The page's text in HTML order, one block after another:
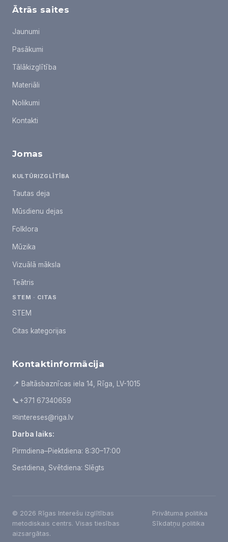
Ātrās saites
Jaunumi
Pasākumi
Tālākizglītība
Materiāli
Nolikumi
Kontakti
Jomas
KULTŪRIZGLĪTĪBA
Tautas deja
Mūsdienu dejas
Folklora
Mūzika
Vizuālā māksla
Teātris
STEM · CITAS
STEM
Citas kategorijas
Kontaktinformācija
📍 Baltāsbaznīcas iela 14, Rīga, LV-1015
📞+371 67340659
✉intereses@riga.lv
Darba laiks:
Pirmdiena–Piektdiena: 8:30–17:00
Sestdiena, Svētdiena: Slēgts
© 2026 Rīgas Interešu izglītības
metodiskais centrs. Visas tiesības
aizsargātas.
Privātuma politika
Sīkdatņu politika